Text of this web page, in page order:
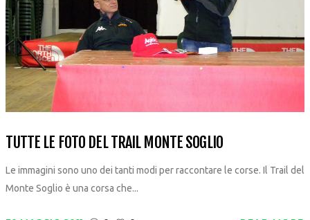
TUTTE LE FOTO DEL TRAIL MONTE SOGLIO
Le immagini sono uno dei tanti modi per raccontare le corse. Il Trail del
Monte Soglio è una corsa che...